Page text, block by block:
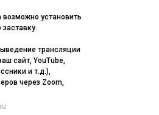
возможно установить
трансляции
сайт, YouTube,
и т.д.),
через Zoom,